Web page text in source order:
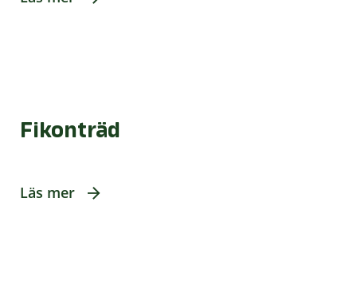
Fikonträd
Läs mer